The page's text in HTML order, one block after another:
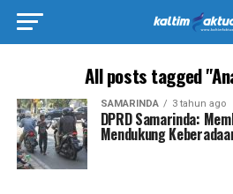
All posts tagged
SAMARINDA 3 tahun ago
DPRD Samarinda:
Mendukung